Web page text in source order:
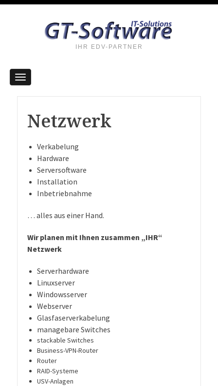
IHR EDV-PARTNER
Netzwerk
Verkabelung
Hardware
Serversoftware
Installation
Inbetriebnahme
… alles aus einer Hand.
Wir planen mit Ihnen zusammen „IHR“
Netzwerk
Serverhardware
Linuxserver
Windowsserver
Webserver
Glasfaserverkabelung
managebare Switches
stackable Switches
Business-VPN-Router
Router
RAID-Systeme
USV-Anlagen